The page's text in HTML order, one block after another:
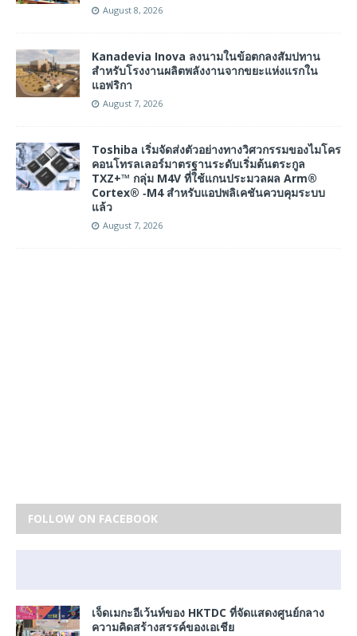
August 8, 2026
Kanadevia Inova ลงนามในข้อตกลงสัมปทาน
สำหรับโรงงานผลิตพลังงานจากขยะแห่งแรกใน
แอฟริกา
August 7, 2026
Toshiba เริ่มจัดส่งตัวอย่างทางวิศวกรรมของไมโคร
คอนโทรลเลอร์มาตรฐานระดับเริ่มต้นตระกูล
TXZ+™ กลุ่ม M4V ที่ใช้แกนประมวลผล Arm®
Cortex® ‑M4 สำหรับแอปพลิเคชันควบคุมระบบ
แล้ว
August 7, 2026
FOLLOW ON FACEBOOK
เจ็ดเมกะอีเว้นท์ของ HKTDC ที่จัดแสดงศูนย์กลาง
ความคิดสร้างสรรค์ของเอเชีย